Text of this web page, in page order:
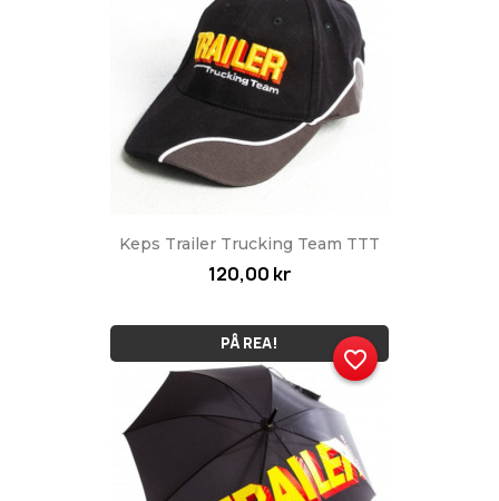
Keps Trailer Trucking Team TTT
120,00 kr
PÅ REA!
favorite_border